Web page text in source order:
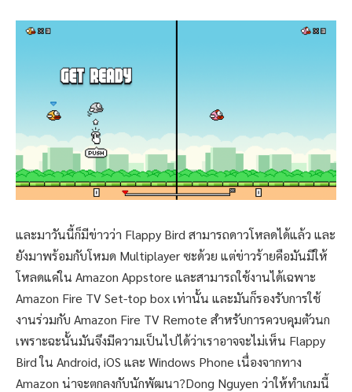
และมาวันนี้ก็มีข่าวว่า Flappy Bird สามารถดาวโหลดได้แล้ว และ
ยังมาพร้อมกับโหมด Multiplayer ซะด้วย แต่ข่าวร้ายคือมันมีให้
โหลดแค่ใน Amazon Appstore และสามารถใช้งานได้เฉพาะ
Amazon Fire TV Set-top box เท่านั้น และมันก็รองรับการใช้
งานร่วมกับ Amazon Fire TV Remote สำหรับการควบคุมตัวนก
เพราะฉะนั้นมันจึงมีความเป็นไปได้ว่าเราอาจจะไม่เห็น Flappy
Bird ใน Android, iOS และ Windows Phone เนื่องจากทาง
Amazon น่าจะตกลงกับนักพัฒนา?Dong Nguyen ว่าให้ทำเกมนี้